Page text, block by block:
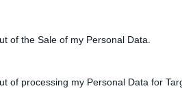
of the Sale of my Personal Data.
of processing my Personal Data for
στο Google News